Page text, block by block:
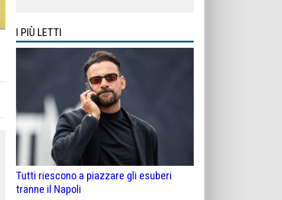
I PIÙ LETTI
Tutti riescono a piazzare gli esuberi
tranne il Napoli